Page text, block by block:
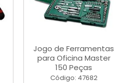
Jogo de Ferramentas
para Oficina Master
150 Peças
Código: 47682